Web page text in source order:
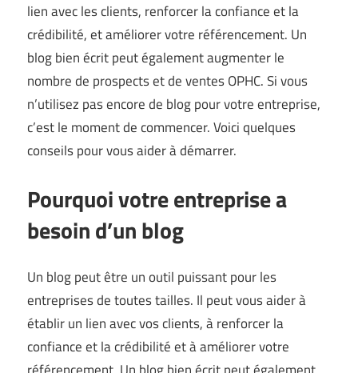
lien avec les clients, renforcer la confiance et la
crédibilité, et améliorer votre référencement. Un
blog bien écrit peut également augmenter le
nombre de prospects et de ventesOPHC. Si vous
n’utilisez pas encore de blog pour votre entreprise,
c’est le moment de commencer. Voici quelques
conseils pour vous aider à démarrer.
Pourquoi votre entreprise a
besoin d’un blog
Un blog peut être un outil puissant pour les
entreprises de toutes tailles. Il peut vous aider à
établir un lien avec vos clients, à renforcer la
confiance et la crédibilité et à améliorer votre